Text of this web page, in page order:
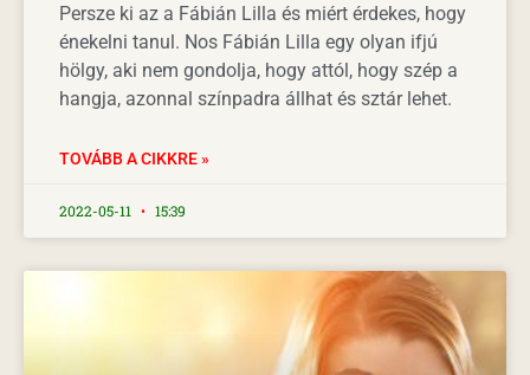
Persze ki az a Fábián Lilla és miért érdekes, hogy
énekelni tanul. Nos Fábián Lilla egy olyan ifjú
hölgy, aki nem gondolja, hogy attól, hogy szép a
hangja, azonnal színpadra állhat és sztár lehet.
TOVÁBB A CIKKRE »
2022-05-11 15:39